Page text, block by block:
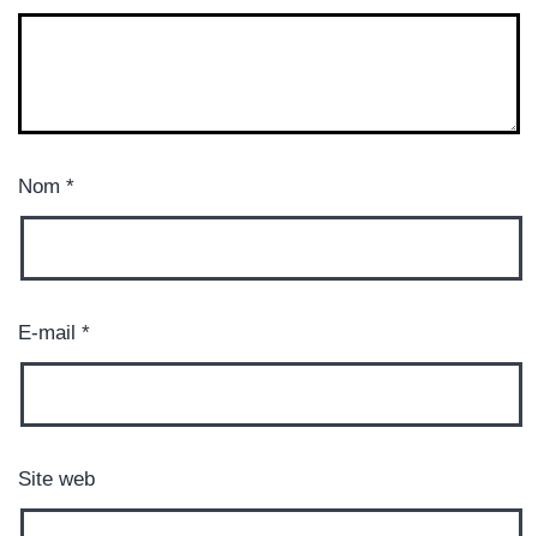
Nom *
E-mail *
Site web